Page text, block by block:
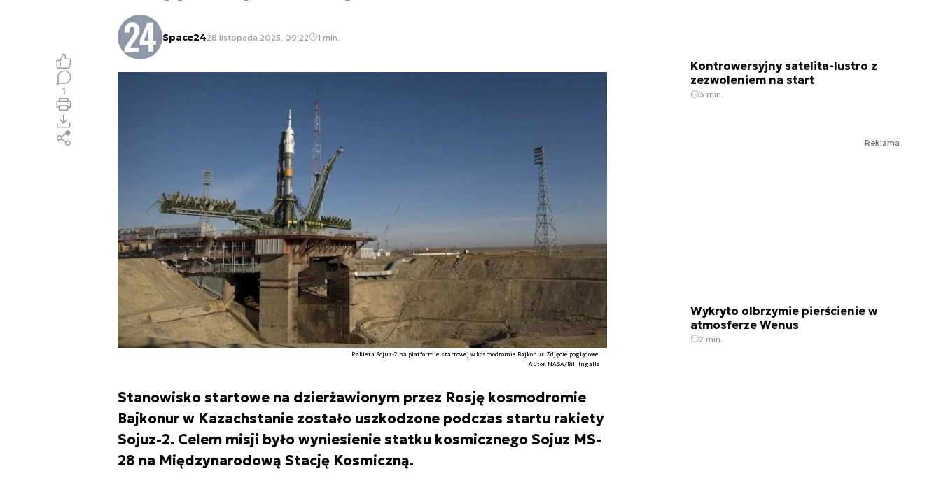
Space2428 listopada 2025, 09:22 1 min.
Rakieta Sojuz-2 na platformie startowej w kosmodromie Bajkonur. Zdjęcie poglądowe.
Autor. NASA/Bill Ingalls
Stanowisko startowe na dzierżawionym przez Rosję kosmodromie
Bajkonur w Kazachstanie zostało uszkodzone podczas startu rakiety
Sojuz-2. Celem misji było wyniesienie statku kosmicznego Sojuz MS-
28 na Międzynarodową Stację Kosmiczną.
1
Kontrowersyjny satelita-lustro z
zezwoleniem na start
3 min.
Reklama
Wykryto olbrzymie pierścienie w
atmosferze Wenus
2 min.